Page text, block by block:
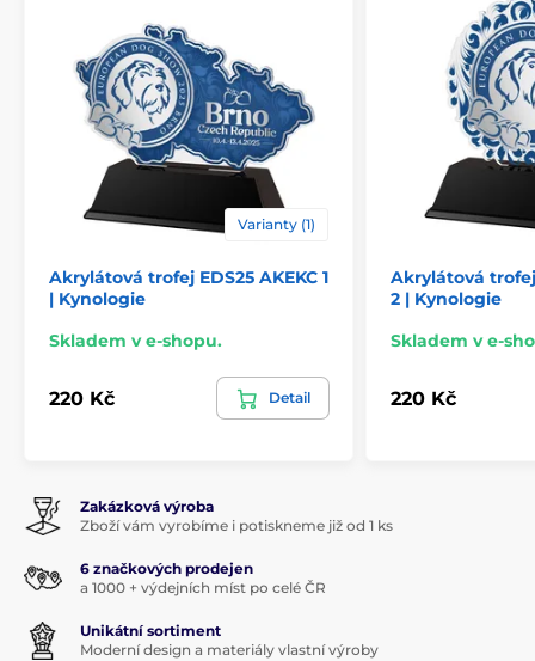
Varianty (1)
Akrylátová trofej EDS25 AKEKC 1
| Kynologie
Skladem v e-shopu.
220 Kč Detail
Akrylátová trofej
2 | Kynologie
Skladem v e-
220 Kč
Zakázková výroba
Zboží vám vyrobíme i potiskneme již od 1 ks
6 značkových prodejen
a 1000 + výdejních míst po celé ČR
Unikátní sortiment
Moderní design a materiály vlastní výroby